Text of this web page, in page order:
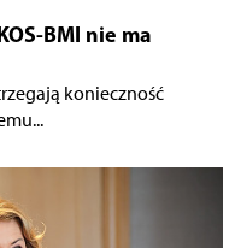
BMI nie ma
konieczność